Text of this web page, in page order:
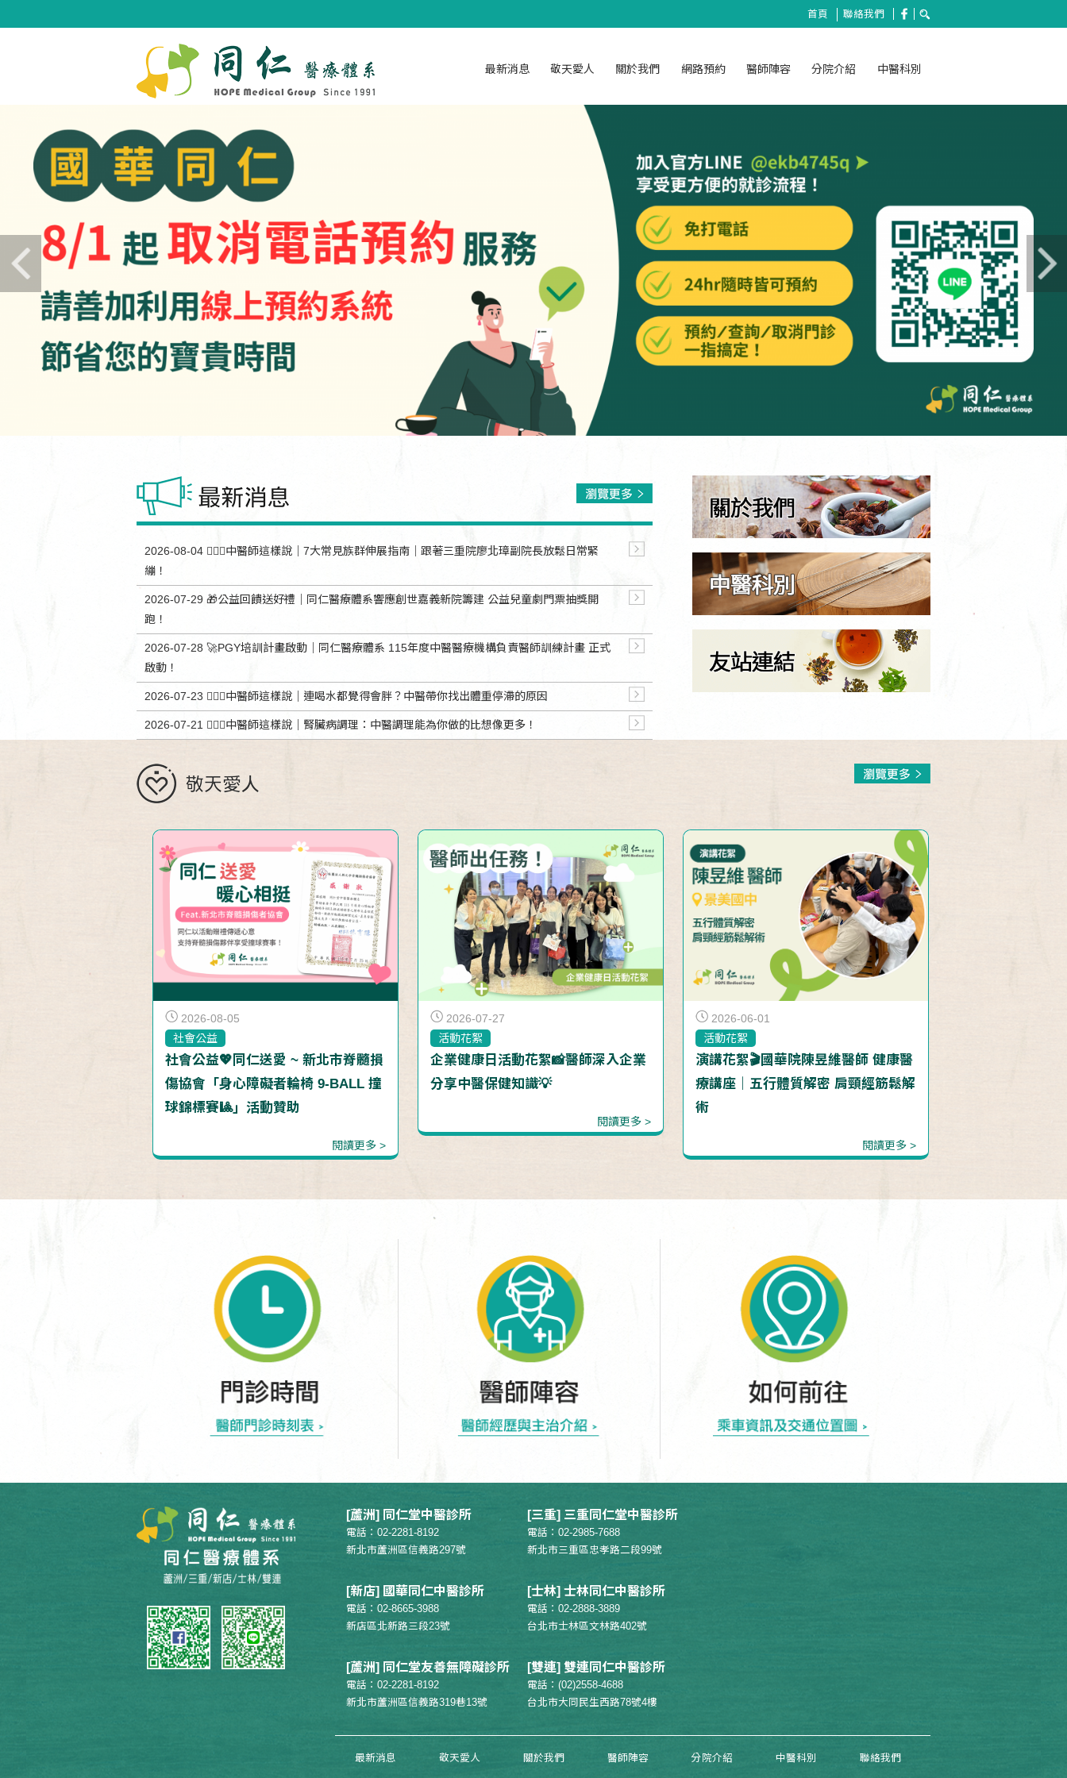
首頁 聯絡我們
最新消息 敬天愛人 關於我們 網路預約 醫師陣容 分院介紹 中醫科別
Previous
2026-08-04 👨🏻‍⚕️中醫師這樣說｜7大常見族群伸展指南｜跟著三重院廖北璋副院長放鬆日常緊
繃！
2026-07-29 🎁公益回饋送好禮｜同仁醫療體系響應創世嘉義新院籌建 公益兒童劇門票抽獎開
跑！
2026-07-28 🚀PGY培訓計畫啟動｜同仁醫療體系 115年度中醫醫療機構負責醫師訓練計畫 正式
啟動！
2026-07-23 👨🏻‍⚕️中醫師這樣說｜連喝水都覺得會胖？中醫帶你找出體重停滯的原因
2026-07-21 👩🏻‍⚕️中醫師這樣說｜腎臟病調理：中醫調理能為你做的比想像更多！
2026-08-05
社會公益
社會公益💖同仁送愛 ~ 新北市脊髓損
傷協會「身心障礙者輪椅 9-BALL 撞
球錦標賽🎱」活動贊助
閱讀更多 >
2026-07-27
活動花絮
企業健康日活動花絮📸醫師深入企業
分享中醫保健知識💡
閱讀更多 >
2026-06-01
活動花絮
演講花絮🎬國華院陳昱維醫師 健康醫
療講座｜五行體質解密 肩頸經筋鬆解
術
閱讀更多 >
[蘆洲] 同仁堂中醫診所
電話：02-2281-8192
新北市蘆洲區信義路297號
[三重] 三重同仁堂中醫診所
電話：02-2985-7688
新北市三重區忠孝路二段99號
[新店] 國華同仁中醫診所
電話：02-8665-3988
新店區北新路三段23號
[士林] 士林同仁中醫診所
電話：02-2888-3889
台北市士林區文林路402號
[蘆洲] 同仁堂友善無障礙診所
電話：02-2281-8192
新北市蘆洲區信義路319巷13號
[雙連] 雙連同仁中醫診所
電話：(02)2558-4688
台北市大同民生西路78號4樓
最新消息 敬天愛人 關於我們 醫師陣容 分院介紹 中醫科別 聯絡我們